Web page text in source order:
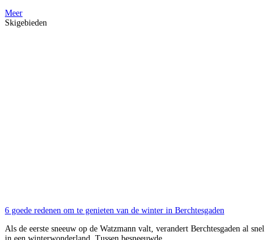
Meer
Skigebieden
6 goede redenen om te genieten van de winter in Berchtesgaden
Als de eerste sneeuw op de Watzmann valt, verandert Berchtesgaden al snel